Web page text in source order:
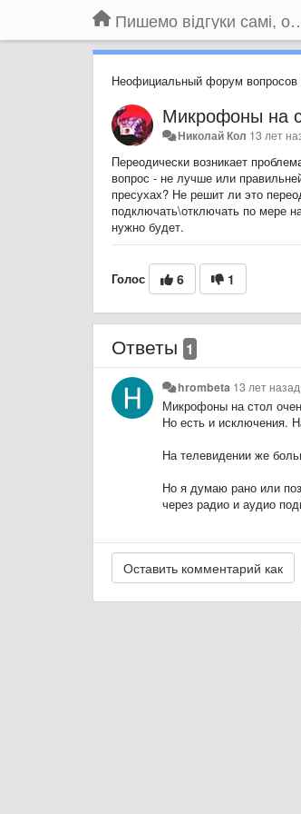
Пишемо відгуки самі, обговорюємо
Неофициальный форум вопросов
Микрофоны на
Николай Кол 13 лет
Переодически возникает
вопрос - не лучше или
пресухах? Не решит ли это
подключать\отключать по мере
нужно будет.
Голос 6 1
Ответы 1
hrombeta 13 лет назад
Микрофоны на стол
Но есть и исключения.
На телевидении же
Но я думаю рано или
через радио и аудио